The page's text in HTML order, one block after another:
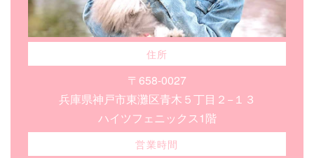
住所
〒658-0027
兵庫県神戸市東灘区青木５丁目２−１３
ハイツフェニックス1階
営業時間